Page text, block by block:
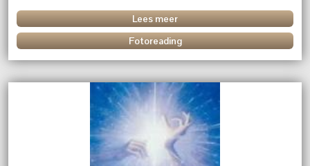
vragen over een betekenis van een kristal of edelsteen
bel me dan.
Lees meer
Fotoreading